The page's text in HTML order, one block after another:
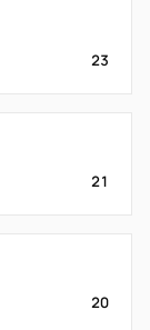
23
21
20